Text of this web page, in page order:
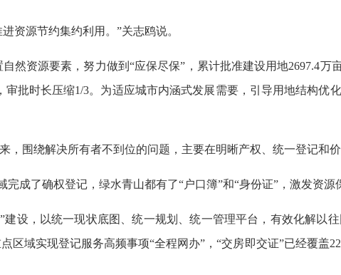
资源节约集约利用。”关志鸥说。
资源要素，努力做到“应保尽保”，累计批准建设用地2697.4万
批时长压缩1/3。为适应城市内涵式发展需要，引导用地结构优
，围绕解决所有者不到位的问题，主要在明晰产权、统一登记和
成了确权登记，绿水青山都有了“户口簿”和“身份证”，激发资源
设，以统一现状底图、统一规划、统一管理平台，有效化解以往
域实现登记服务高频事项“全程网办”，“交房即交证”已经覆盖